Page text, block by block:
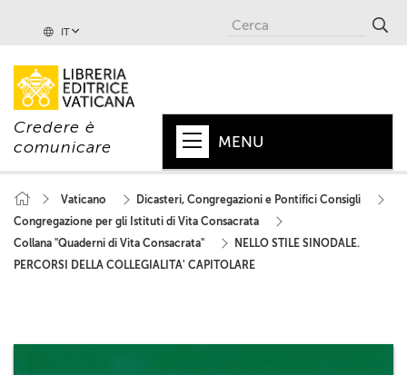
IT
Credere è
comunicare
MENU
PAPA
VATICANO
+
MONDO
Vaticano
Dicasteri, Congregazioni e Pontifici Consigli
Congregazione per gli Istituti di Vita Consacrata
Collana "Quaderni di Vita Consacrata"
NELLO STILE SINODALE.
PERCORSI DELLA COLLEGIALITA' CAPITOLARE